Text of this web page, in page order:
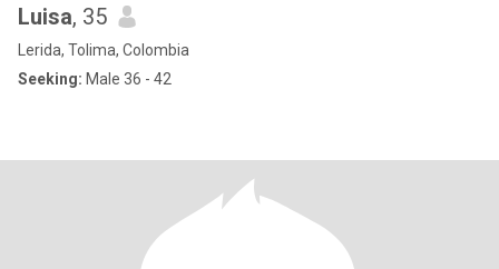
Luisa, 35
Lerida, Tolima, Colombia
Seeking: Male 36 - 42